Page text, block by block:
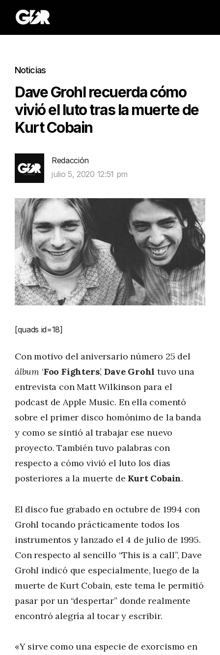
Noticias
Dave Grohl recuerda cómo
vivió el luto tras la muerte de
Kurt Cobain
Redacción
julio 5, 2020 12:51 pm
[quads id=18]
Con motivo del aniversario número 25 del
álbum ‘Foo Fighters’,Dave Grohl tuvo una
entrevista con Matt Wilkinson para el
podcast de Apple Music. En ella comentó
sobre el primer disco homónimo de la banda
y como se sintió al trabajar ese nuevo
proyecto. También tuvo palabras con
respecto a cómo vivió el luto los días
posteriores a la muerte de Kurt Cobain.
El disco fue grabado en octubre de 1994 con
Grohl tocando prácticamente todos los
instrumentos y lanzado el 4 de julio de 1995.
Con respecto al sencillo “This is a call”, Dave
Grohl indicó que especialmente, luego de la
muerte de Kurt Cobain, este tema le permitió
pasar por un “despertar” donde realmente
encontró alegría al tocar y escribir.
«Y sirve como una especie de exorcismo en